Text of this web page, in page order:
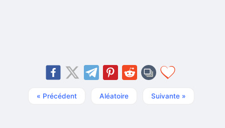
« Précédent Aléatoire Suivante »